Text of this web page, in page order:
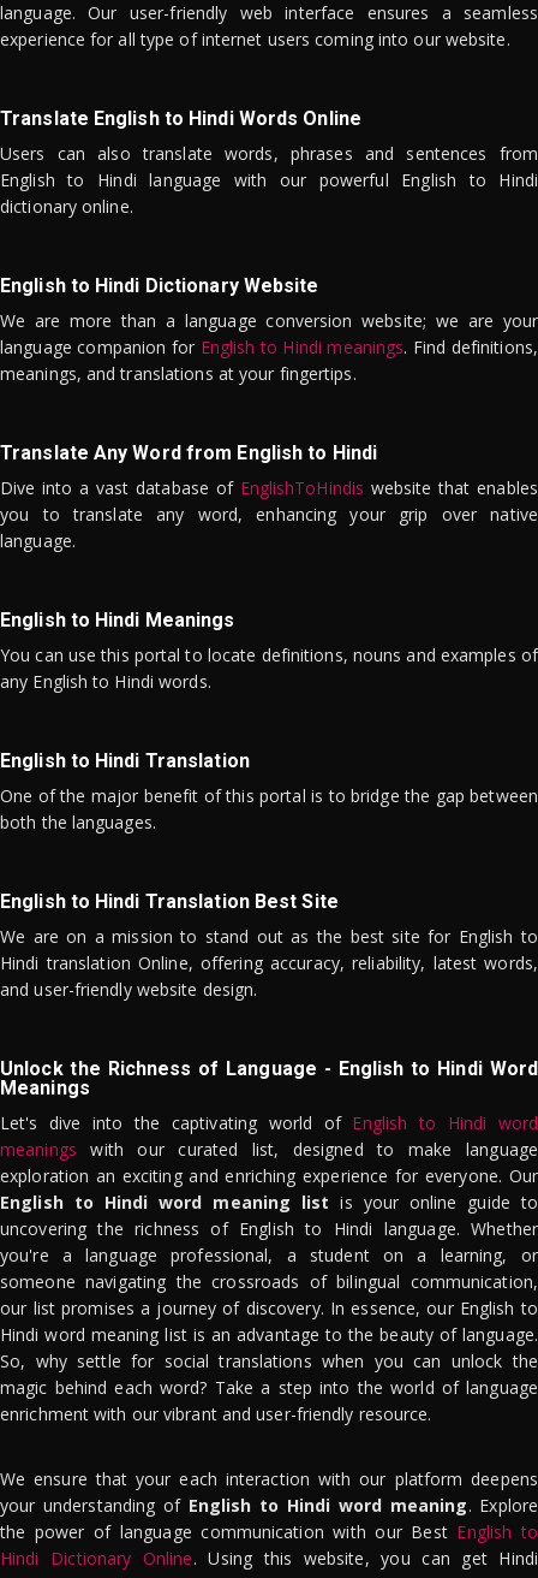
language. Our user-friendly web interface ensures a seamless
experience for all type of internet users coming into our website.
Translate English to Hindi Words Online
Users can also translate words, phrases and sentences from
English to Hindi language with our powerful English to Hindi
dictionary online.
English to Hindi Dictionary Website
We are more than a language conversion website; we are your
language companion for English to Hindi meanings. Find definitions,
meanings, and translations at your fingertips.
Translate Any Word from English to Hindi
Dive into a vast database of EnglishToHindis website that enables
you to translate any word, enhancing your grip over native
language.
English to Hindi Meanings
You can use this portal to locate definitions, nouns and examples of
any English to Hindi words.
English to Hindi Translation
One of the major benefit of this portal is to bridge the gap between
both the languages.
English to Hindi Translation Best Site
We are on a mission to stand out as the best site for English to
Hindi translation Online, offering accuracy, reliability, latest words,
and user-friendly website design.
Unlock the Richness of Language - English to Hindi Word
Meanings
Let's dive into the captivating world of English to Hindi word
meanings with our curated list, designed to make language
exploration an exciting and enriching experience for everyone. Our
English to Hindi word meaning list is your online guide to
uncovering the richness of English to Hindi language. Whether
you're a language professional, a student on a learning, or
someone navigating the crossroads of bilingual communication,
our list promises a journey of discovery. In essence, our English to
Hindi word meaning list is an advantage to the beauty of language.
So, why settle for social translations when you can unlock the
magic behind each word? Take a step into the world of language
enrichment with our vibrant and user-friendly resource.
We ensure that your each interaction with our platform deepens
your understanding of English to Hindi word meaning. Explore
the power of language communication with our Best English to
Hindi Dictionary Online. Using this website, you can get Hindi